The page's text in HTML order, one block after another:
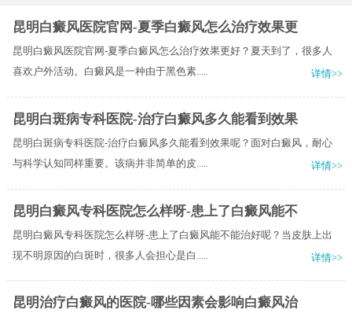
昆明白癜风医院官网-夏季白癜风怎么治疗效果更
昆明白癜风医院官网-夏季白癜风怎么治疗效果更好？夏天到了，很多人
喜欢户外活动。白癜风是一种由于黑色素.....
详情>>
昆明白斑病专科医院-治疗白癜风多久能看到效果
昆明白斑病专科医院-治疗白癜风多久能看到效果呢？面对白癜风，耐心
与科学认知同样重要。该病并非简单的皮.....
详情>>
昆明白癜风专科医院怎么样呀-患上了白癜风能不
昆明白癜风专科医院怎么样呀-患上了白癜风能不能治好呢？当皮肤上出
现不明原因的白斑时，很多人会担心是白.....
详情>>
昆明治疗白癜风的医院-哪些因素会影响白癜风治